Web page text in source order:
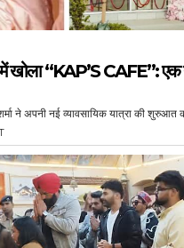
में खोला “KAP’S CAFE”: एक
ने अपनी नई व्यावसायिक यात्रा की शुरुआत